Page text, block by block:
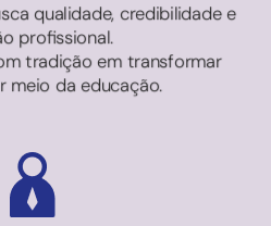
qualidade, credibilidade e
profissional.
tradição em transformar
meio da educação.